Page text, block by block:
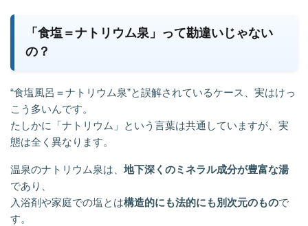
「食塩＝ナトリウム泉」って勘違いじゃない
の？
“食塩風呂＝ナトリウム泉”と誤解されているケース、実はけっ
こう多いんです。
たしかに「ナトリウム」という言葉は共通していますが、実
態は全く異なります。
温泉のナトリウム泉は、 地下深くのミネラル成分が豊富な湯
であり、
入浴剤や家庭での塩とは構造的にも法的にも別次元のもので
す。